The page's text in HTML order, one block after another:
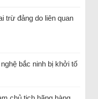
trừ đảng do liên quan
bắc ninh bị khởi tố